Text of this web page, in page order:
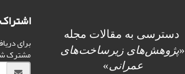
دسترسی به مقالات مجله
«پژوهش‌های زیرساخت‌های
عمرانی»
برای
مشترک